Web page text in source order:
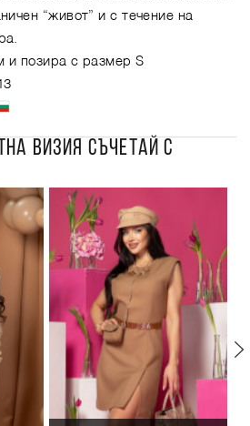
“живот” и с течение на
и позира с размер S
ВИЗИЯ СЪЧЕТАЙ С